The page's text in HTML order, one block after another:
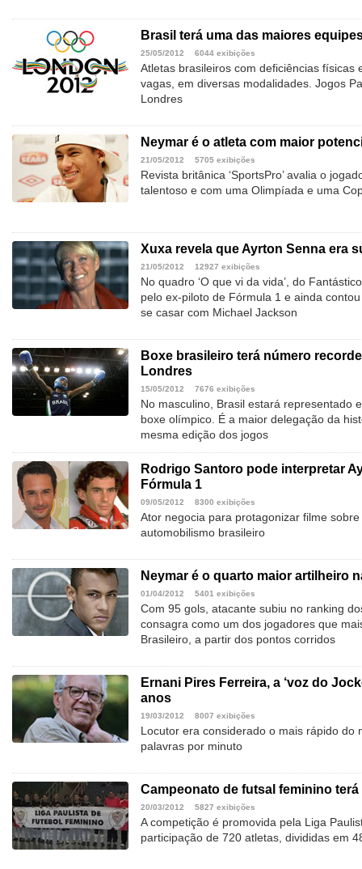
Brasil terá uma das maiores
25/05/2012 6044 exibições
Atletas brasileiros com deficiências físicas
vagas, em diversas modalidades. Jogos
Londres
Neymar é o atleta com maior
21/05/2012 5705 exibições
Revista britânica ‘SportsPro’ avalia o
talentoso e com uma Olimpíada e uma
Xuxa revela que Ayrton Senna era
21/05/2012 12927 exibições
No quadro ‘O que vi da vida’, do
pelo ex-piloto de Fórmula 1 e ainda
se casar com Michael Jackson
Boxe brasileiro terá número
Londres
15/05/2012 7676 exibições
No masculino, Brasil estará representado
boxe olímpico. É a maior delegação da
mesma edição dos jogos
Rodrigo Santoro pode interpretar
Fórmula 1
09/05/2012 8300 exibições
Ator negocia para protagonizar filme
automobilismo brasileiro
Neymar é o quarto maior artilheiro
01/04/2012 5401 exibições
Com 95 gols, atacante subiu no ranking
consagra como um dos jogadores que
Brasileiro, a partir dos pontos corridos
Ernani Pires Ferreira, a ‘voz do
anos
19/03/2012 8007 exibições
Locutor era considerado o mais rápido do
palavras por minuto
Campeonato de futsal feminino
20/03/2012 5827 exibições
A competição é promovida pela Liga
participação de 720 atletas, divididas em